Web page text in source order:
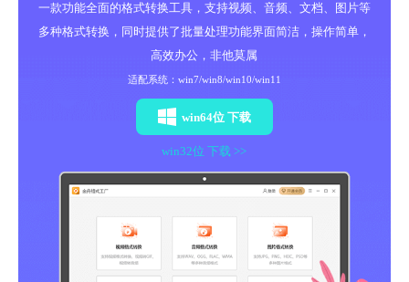
一款功能全面的格式转换工具，支持视频、音频、文档、图片等
多种格式转换，同时提供了批量处理功能界面简洁，操作简单，
高效办公，非他莫属
适配系统：win7/win8/win10/win11
win64位 下载
win32位 下载 >>